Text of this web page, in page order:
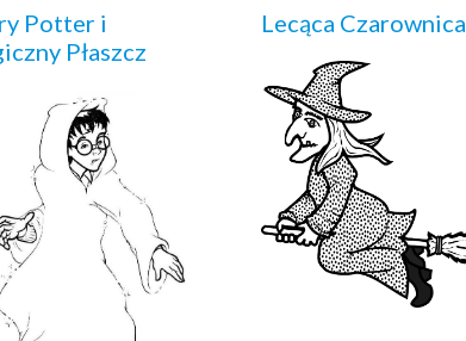
Potter i
Płaszcz
Lecąca Czarownica